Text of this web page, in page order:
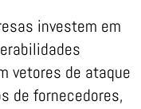
investem em
vetores de ataque
de fornecedores,